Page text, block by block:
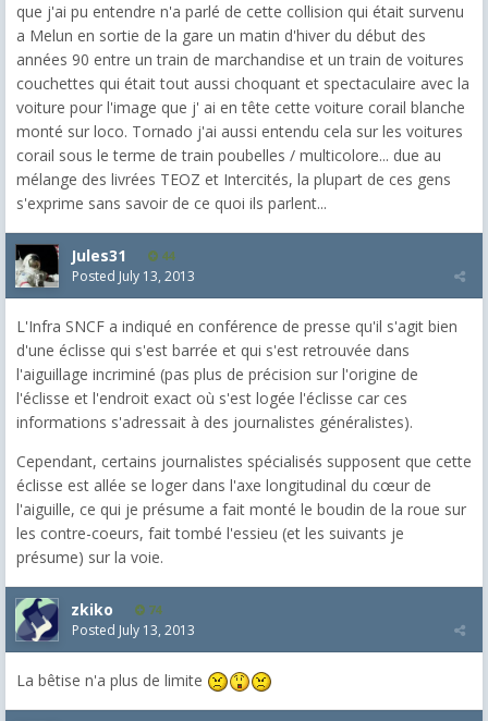
que j'ai pu entendre n'a parlé de cette collision qui était survenu
a Melun en sortie de la gare un matin d'hiver du début des
années 90 entre un train de marchandise et un train de voitures
couchettes qui était tout aussi choquant et spectaculaire avec la
voiture pour l'image que j' ai en tête cette voiture corail blanche
monté sur loco. Tornado j'ai aussi entendu cela sur les voitures
corail sous le terme de train poubelles / multicolore... due au
mélange des livrées TEOZ et Intercités, la plupart de ces gens
s'exprime sans savoir de ce quoi ils parlent...
Jules31 44
Posted July 13, 2013
L'Infra SNCF a indiqué en conférence de presse qu'il s'agit bien
d'une éclisse qui s'est barrée et qui s'est retrouvée dans
l'aiguillage incriminé (pas plus de précision sur l'origine de
l'éclisse et l'endroit exact où s'est logée l'éclisse car ces
informations s'adressait à des journalistes généralistes).
Cependant, certains journalistes spécialisés supposent que cette
éclisse est allée se loger dans l'axe longitudinal du cœur de
l'aiguille, ce qui je présume a fait monté le boudin de la roue sur
les contre-coeurs, fait tombé l'essieu (et les suivants je
présume) sur la voie.
zkiko 74
Posted July 13, 2013
La bêtise n'a plus de limite